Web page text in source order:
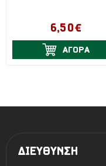
6,50€
ΑΓΟΡΑ
ΔΙΕΥΘΥΝΣΗ